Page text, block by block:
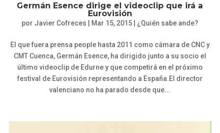
Germán Esence dirige el videoclip que irá a
Eurovisión
por Javier Cofreces Mar 15, 2015| ¿Quién sabe ande?
El que fuera prensa people hasta 2011 como cámara de CNC y
CMT Cuenca, Germán Esence, ha dirigido junto a su socio el
último videoclip de Edurne y que competirá en el próximo
festival de Eurovisión representando a España.El director
valenciano no ha parado desde que...